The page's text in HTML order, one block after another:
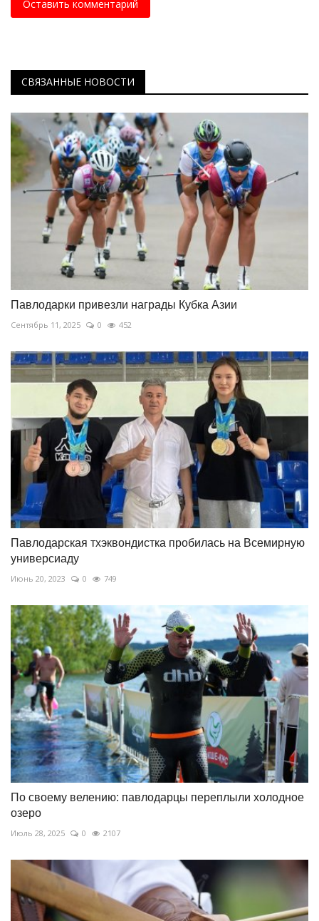
Оставить комментарий
СВЯЗАННЫЕ НОВОСТИ
Павлодарки привезли награды Кубка Азии
Сентябрь 11, 2025 0 452
Павлодарская тхэквондистка пробилась на Всемирную
универсиаду
Июнь 20, 2023 0 749
По своему велению: павлодарцы переплыли холодное
озеро
Июль 28, 2025 0 2107